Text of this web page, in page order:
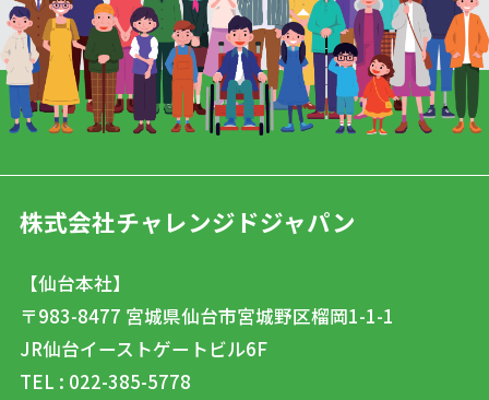
株式会社チャレンジドジャパン
【仙台本社】
〒983-8477 宮城県仙台市宮城野区榴岡1-1-1
JR仙台イーストゲートビル6F
TEL : 022-385-5778